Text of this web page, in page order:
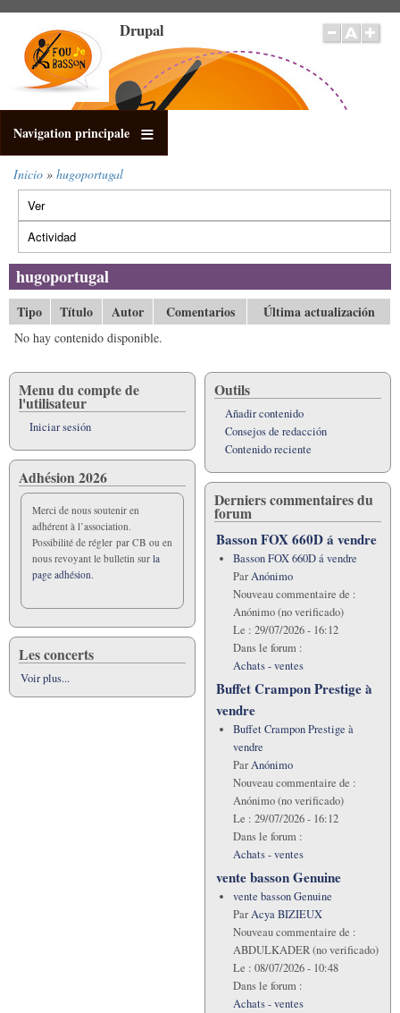
contenido
principal
Drupal
Navigation principale
Sobrescribir
enlaces
de
ayuda
a
la
navegación
Inicio hugoportugal
Solapas
principales
Ver
Actividad
activa)
hugoportugal
Tipo Título Autor Comentarios Última actualización
No hay contenido disponible.
Menu du compte de
l'utilisateur
Iniciar sesión
Adhésion 2026
Merci de nous soutenir en
adhérent à l’association.
Possibilité de régler par CB ou en
nous revoyant le bulletin sur la
page adhésion.
Les concerts
Voir plus...
Outils
Añadir contenido
Consejos de redacción
Contenido reciente
Derniers commentaires du
forum
Basson FOX 660D á vendre
Basson FOX 660D á vendre
ParAnónimo
Nouveau commentaire de :
Anónimo (no verificado)
Le : 29/07/2026 - 16:12
Dans le forum :
Achats - ventes
Buffet Crampon Prestige à
vendre
Buffet Crampon Prestige à
vendre
ParAnónimo
Nouveau commentaire de :
Anónimo (no verificado)
Le : 29/07/2026 - 16:12
Dans le forum :
Achats - ventes
vente basson Genuine
vente basson Genuine
ParAcya BIZIEUX
Nouveau commentaire de :
ABDULKADER (no verificado)
Le : 08/07/2026 - 10:48
Dans le forum :
Achats - ventes